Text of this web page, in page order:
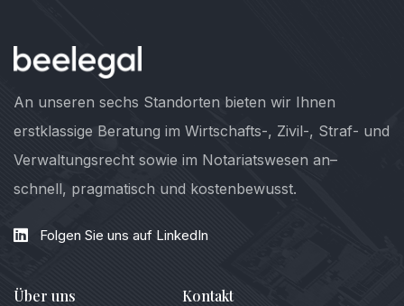
An unseren sechs Standorten bieten wir Ihnen
erstklassige Beratung im Wirtschafts-, Zivil-, Straf- und
Verwaltungsrecht sowie im Notariatswesen an–
schnell, pragmatisch und kostenbewusst.
Folgen Sie uns auf LinkedIn
Über uns Kontakt